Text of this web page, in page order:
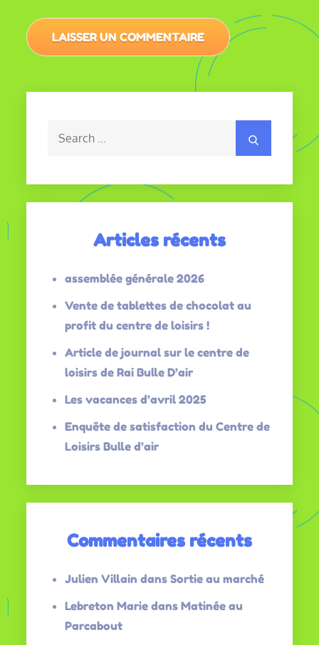
Articles récents
assemblée générale 2026
Vente de tablettes de chocolat au
profit du centre de loisirs !
Article de journal sur le centre de
loisirs de Rai Bulle D’air
Les vacances d’avril 2025
Enquête de satisfaction du Centre de
Loisirs Bulle d’air
Commentaires récents
Julien Villain dansSortie au marché
Lebreton Marie dansMatinée au
Parcabout